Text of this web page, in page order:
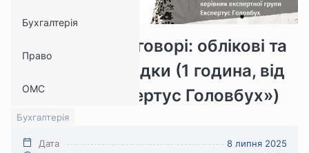
Бухгалтерія
Право
ОМС
Зміна ціни у договорі: облікові та
податкові наслідки (1 година, від
системи «Експертус Головбух»)
5144 249
Бухгалтерія
Дата
8 липня 2025